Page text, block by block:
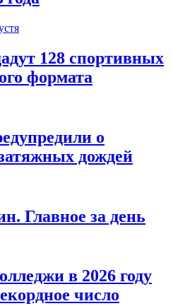
128 спортивных
формата
о
дождей
Главное за день
в 2026 году
число